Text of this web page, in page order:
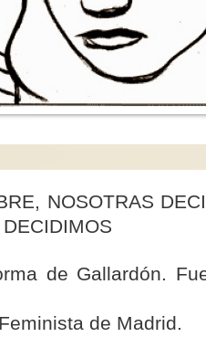
NOSOTRAS
de Gallardón.
de Madrid.